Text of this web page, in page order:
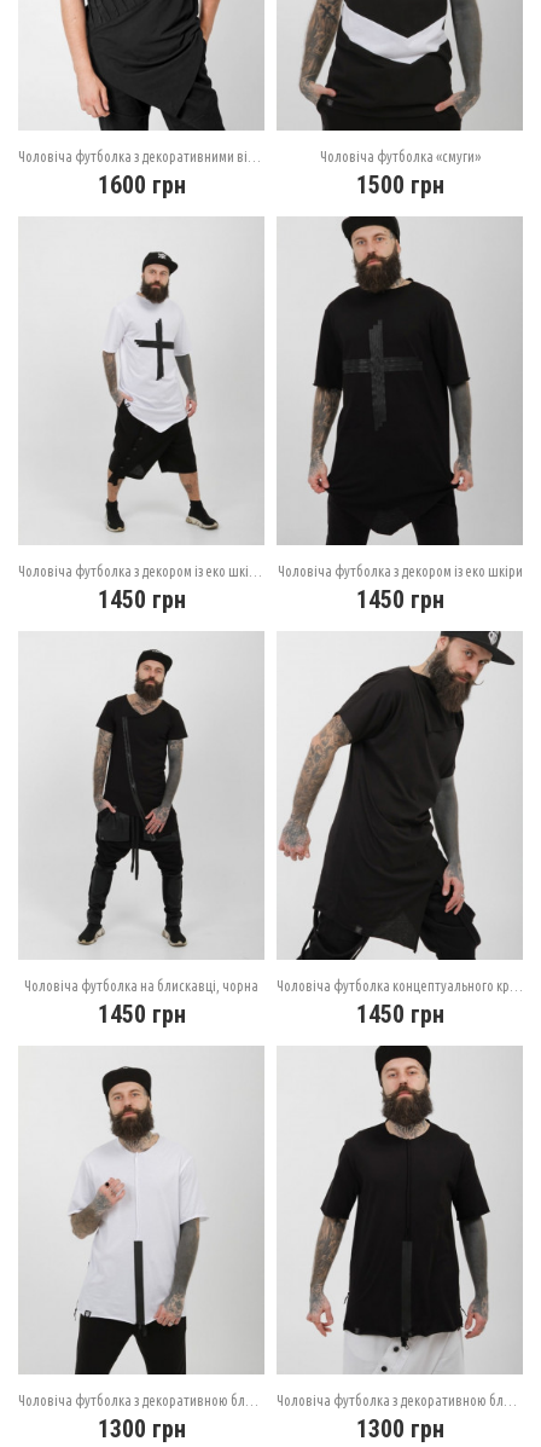
1600 грн
Чоловіча футболка «смуги»
1500 грн
1450 грн
Чоловіча футболка з декором із еко шкіри
1450 грн
Чоловіча футболка на блискавці, чорна
1450 грн 1450 грн
1300 грн 1300 грн